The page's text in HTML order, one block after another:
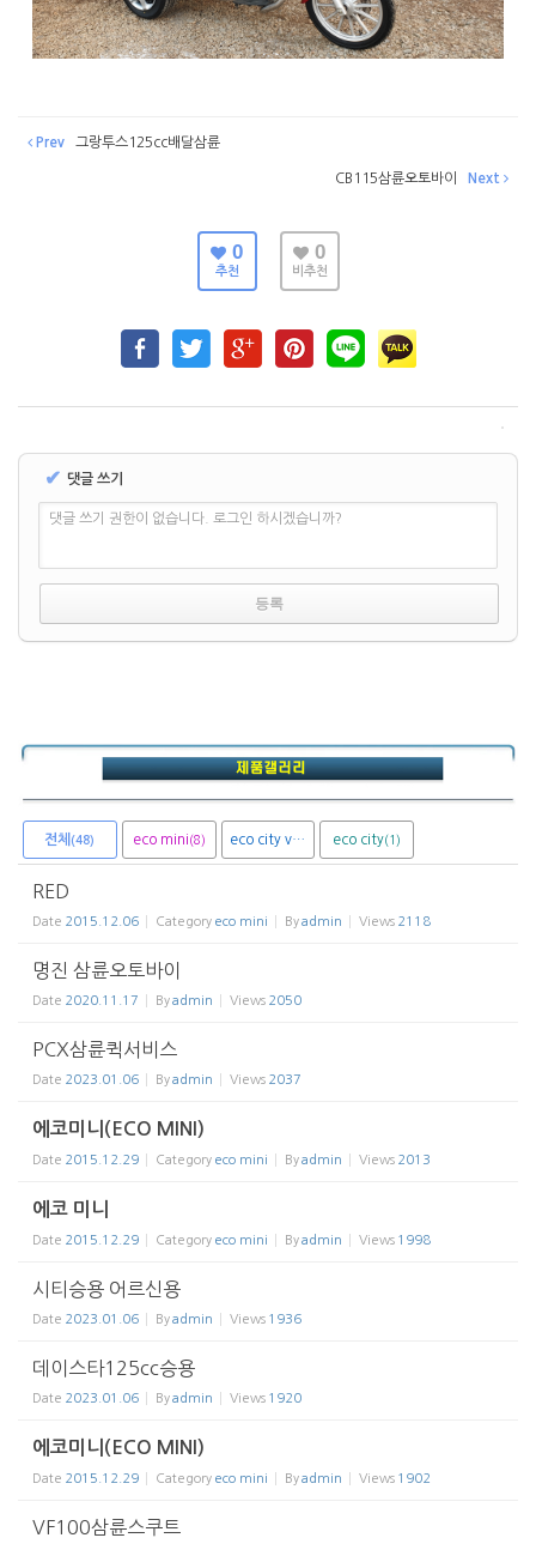
Prev 그랑투스125cc배달삼륜
CB115삼륜오토바이 Next
0
추천
0
비추천
✔ 댓글 쓰기
댓글 쓰기 권한이 없습니다. 로그인 하시겠습니까?
전체 (48) eco mini (8) eco city van eco city(1)
RED
Date 2015.12.06 Category eco mini Byadmin Views 2118
명진 삼륜오토바이
Date 2020.11.17 Byadmin Views 2050
PCX삼륜퀵서비스
Date 2023.01.06 Byadmin Views 2037
에코미니(ECO MINI)
Date 2015.12.29 Category eco mini Byadmin Views 2013
에코 미니
Date 2015.12.29 Category eco mini Byadmin Views 1998
시티승용 어르신용
Date 2023.01.06 Byadmin Views 1936
데이스타125cc승용
Date 2023.01.06 Byadmin Views 1920
에코미니(ECO MINI)
Date 2015.12.29 Category eco mini Byadmin Views 1902
VF100삼륜스쿠트